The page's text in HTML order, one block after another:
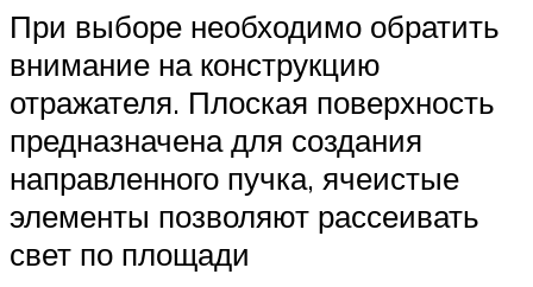
При выборе необходимо обратить
внимание на конструкцию
отражателя. Плоская поверхность
предназначена для создания
направленного пучка, ячеистые
элементы позволяют рассеивать
свет по площади